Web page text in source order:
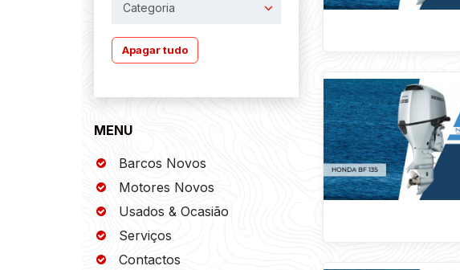
Categoria
Apagar tudo
MENU
Barcos Novos
Motores Novos
Usados & Ocasião
Serviços
Contactos